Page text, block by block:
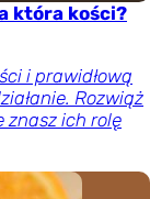
która kości?
i prawidłową
Rozwiąż
znasz ich rolę